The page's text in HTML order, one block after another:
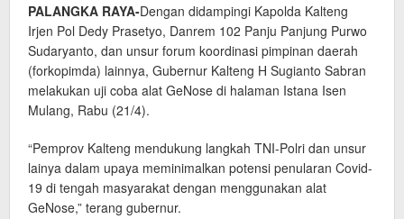
PALANGKA RAYA-Dengan didampingi Kapolda Kalteng
Irjen Pol Dedy Prasetyo, Danrem 102 Panju Panjung Purwo
Sudaryanto, dan unsur forum koordinasi pimpinan daerah
(forkopimda) lainnya, Gubernur Kalteng H Sugianto Sabran
melakukan uji coba alat GeNose di halaman Istana Isen
Mulang, Rabu (21/4).
“Pemprov Kalteng mendukung langkah TNI-Polri dan unsur
lainya dalam upaya meminimalkan potensi penularan Covid-
19 di tengah masyarakat dengan menggunakan alat
GeNose,” terang gubernur.